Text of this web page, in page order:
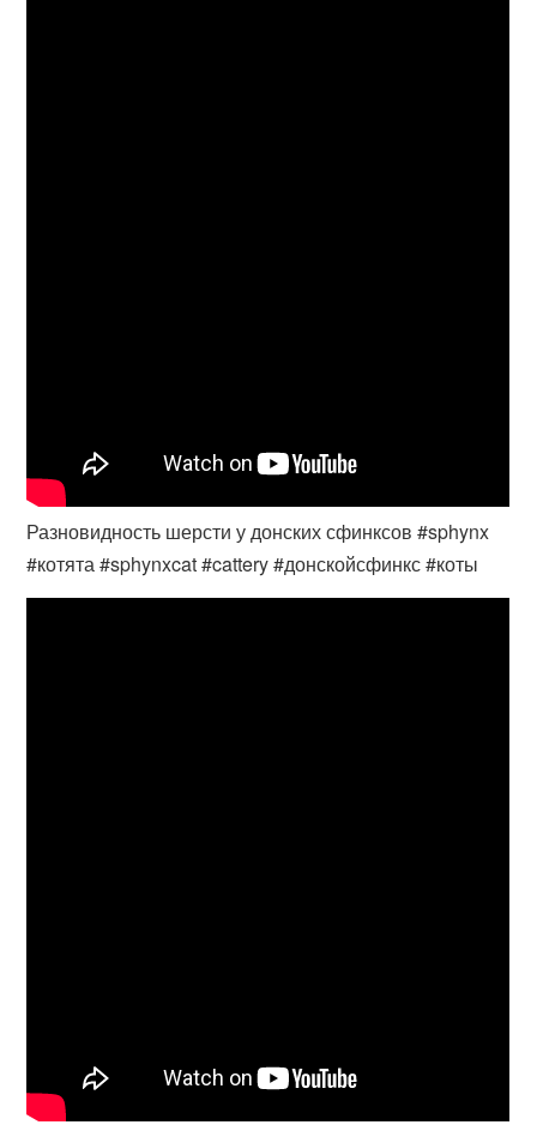
Разновидность шерсти у донских сфинксов #sphynx
#котята #sphynxcat #cattery #донскойсфинкс #коты